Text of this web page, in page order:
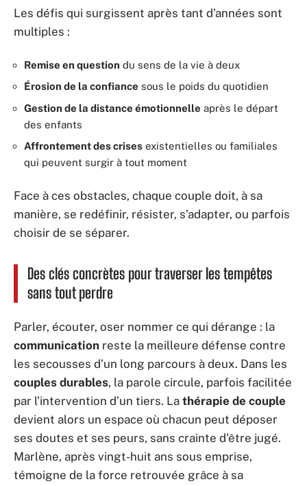
Les défis qui surgissent après tant d’années sont
multiples :
Remise en question du sens de la vie à deux
Érosion de la confiance sous le poids du quotidien
Gestion de la distance émotionnelle après le départ
des enfants
Affrontement des crises existentielles ou familiales
qui peuvent surgir à tout moment
Face à ces obstacles, chaque couple doit, à sa
manière, se redéfinir, résister, s’adapter, ou parfois
choisir de se séparer.
Des clés concrètes pour traverser les tempêtes
sans tout perdre
Parler, écouter, oser nommer ce qui dérange : la
communication reste la meilleure défense contre
les secousses d’un long parcours à deux. Dans les
couples durables, la parole circule, parfois facilitée
par l’intervention d’un tiers. La thérapie de couple
devient alors un espace où chacun peut déposer
ses doutes et ses peurs, sans crainte d’être jugé.
Marlène, après vingt-huit ans sous emprise,
témoigne de la force retrouvée grâce à sa